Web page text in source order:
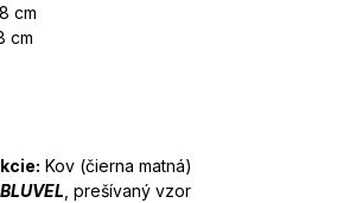
cm
cm
Kov (čierna matná)
, prešívaný vzor